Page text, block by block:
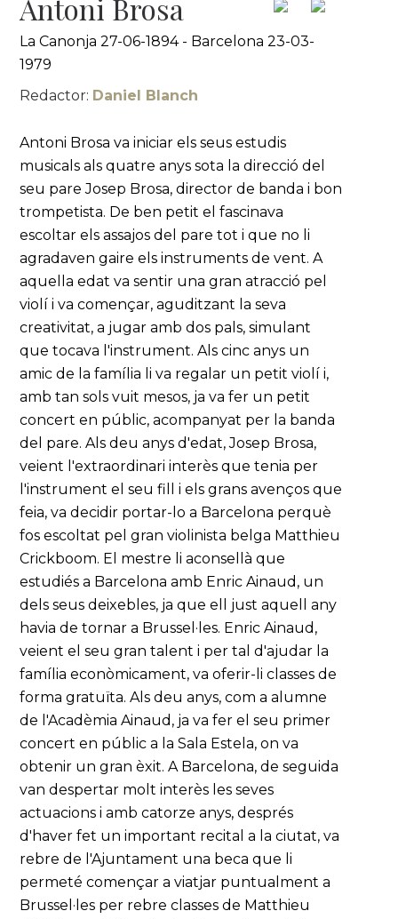
Antoni Brosa
La Canonja 27-06-1894 - Barcelona 23-03-
1979
Redactor: Daniel Blanch
Antoni Brosa va iniciar els seus estudis
musicals als quatre anys sota la direcció del
seu pare Josep Brosa, director de banda i bon
trompetista. De ben petit el fascinava
escoltar els assajos del pare tot i que no li
agradaven gaire els instruments de vent. A
aquella edat va sentir una gran atracció pel
violí i va començar, aguditzant la seva
creativitat, a jugar amb dos pals, simulant
que tocava l'instrument. Als cinc anys un
amic de la família li va regalar un petit violí i,
amb tan sols vuit mesos, ja va fer un petit
concert en públic, acompanyat per la banda
del pare. Als deu anys d'edat, Josep Brosa,
veient l'extraordinari interès que tenia per
l'instrument el seu fill i els grans avenços que
feia, va decidir portar-lo a Barcelona perquè
fos escoltat pel gran violinista belga Matthieu
Crickboom. El mestre li aconsellà que
estudiés a Barcelona amb Enric Ainaud, un
dels seus deixebles, ja que ell just aquell any
havia de tornar a Brussel·les. Enric Ainaud,
veient el seu gran talent i per tal d'ajudar la
família econòmicament, va oferir-li classes de
forma gratuïta. Als deu anys, com a alumne
de l'Acadèmia Ainaud, ja va fer el seu primer
concert en públic a la Sala Estela, on va
obtenir un gran èxit. A Barcelona, de seguida
van despertar molt interès les seves
actuacions i amb catorze anys, després
d'haver fet un important recital a la ciutat, va
rebre de l'Ajuntament una beca que li
permeté començar a viatjar puntualment a
Brussel·les per rebre classes de Matthieu